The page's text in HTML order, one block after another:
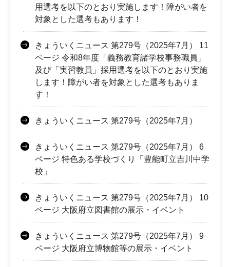
用選考を以下のとおり実施します！障がい者を
対象とした選考もあります！
きょういくニュース 第279号（2025年7月） 11
ページ 令和8年度「義務教育諸学校事務職員」
及び「実習教員」採用選考を以下のとおり実施
します！障がい者を対象とした選考もありま
す！
きょういくニュース 第279号（2025年7月）
きょういくニュース 第279号（2025年7月） 6
ページ 特色ある学校づくり「豊能町立吉川中学
校」
きょういくニュース 第279号（2025年7月） 10
ページ 大阪府立図書館の展示・イベント
きょういくニュース 第279号（2025年7月） 9
ページ 大阪府立博物館等の展示・イベント